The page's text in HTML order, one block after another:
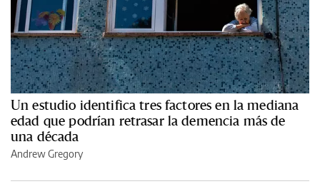
Un estudio identifica tres factores en la mediana
edad que podrían retrasar la demencia más de
una década
Andrew Gregory